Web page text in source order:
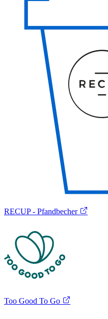
RECUP - Pfandbecher
Too Good To Go